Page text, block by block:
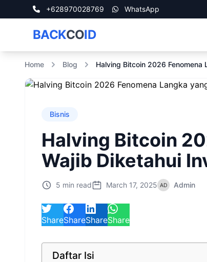
+628970028769 WhatsApp
BACKCOID
Home Blog Halving Bitcoin 2026
Bisnis
Halving Bitcoin
Wajib Diketahui
5 min read March 17, 2025 Admin
ShareShareShareShare
Daftar Isi